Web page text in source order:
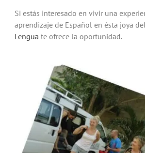
Si estás interesado en vivir una
aprendizaje de Español en ésta joya
Lengua te ofrece la oportunidad.